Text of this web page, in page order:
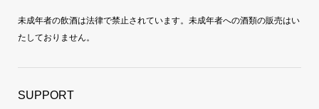
未成年者の飲酒は法律で禁止されています。未成年者への酒類の販売はい
たしておりません。
SUPPORT